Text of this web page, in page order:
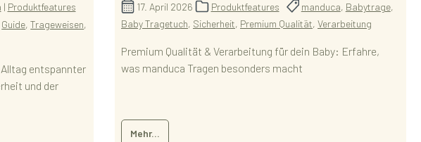
| Produktfeatures
Guide,Trageweisen,
entspannter
und der
17. April 2026 Produktfeatures manduca, Babytrage,
Baby Tragetuch, Sicherheit, Premium Qualität, Verarbeitung
Premium Qualität & Verarbeitung für dein Baby: Erfahre,
was manduca Tragen besonders macht
Mehr...